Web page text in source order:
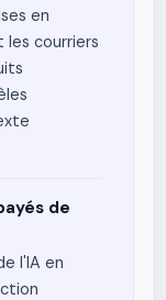
en
les courriers
de
l'IA en